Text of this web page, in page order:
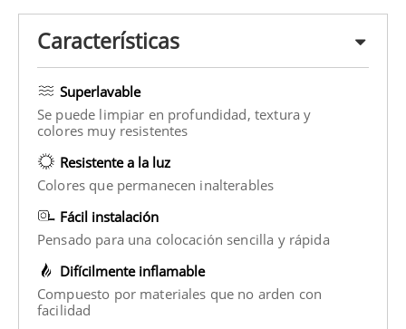
Características
Superlavable
Se puede limpiar en profundidad, textura y
colores muy resistentes
Resistente a la luz
Colores que permanecen inalterables
Fácil instalación
Pensado para una colocación sencilla y rápida
Difícilmente inflamable
Compuesto por materiales que no arden con
facilidad